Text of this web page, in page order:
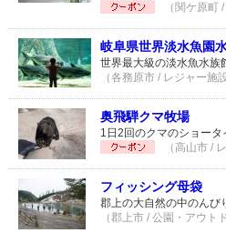
（関ケ原町
岐阜県世界淡水魚園
世界最大級の淡水魚水族
（各務原市 / レジャー施
奥飛騨クマ牧場
1日2回のクマのショー
（高山市 /
フィッシング母袋
郡上の大自然の中のん
（郡上市 / 公園・アウト